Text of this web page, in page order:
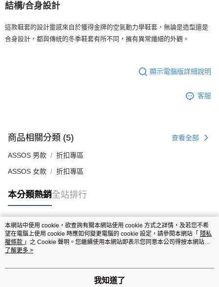
結構/合身設計
這款鞋套的設計靈感來自於獲得金牌的空氣動力學鞋套，無論是造型還是
合身設計，都與傳統的冬季鞋套有所不同，擁有異常纖細的外觀。
顯示電腦版詳細說明
客服
商品相關分類 (5) 查看全部
ASSOS 男款 折扣專區
ASSOS 女款 折扣專區
本分類熱銷全站排行
熱門標籤
本網站中使用 cookie，欲查詢有關本網站使用 cookie 方式之詳情，及若您不希
望在電腦上使用 cookie 時應如何變更電腦的 cookie 設定，請參閱本網站「 隱私
權條款 」之 Cookie 聲明。您繼續使用本網站即表示您同意本公司得按本網站使
用條款之 Cookie 聲明使用 cookie。
了解更多 >
我知道了